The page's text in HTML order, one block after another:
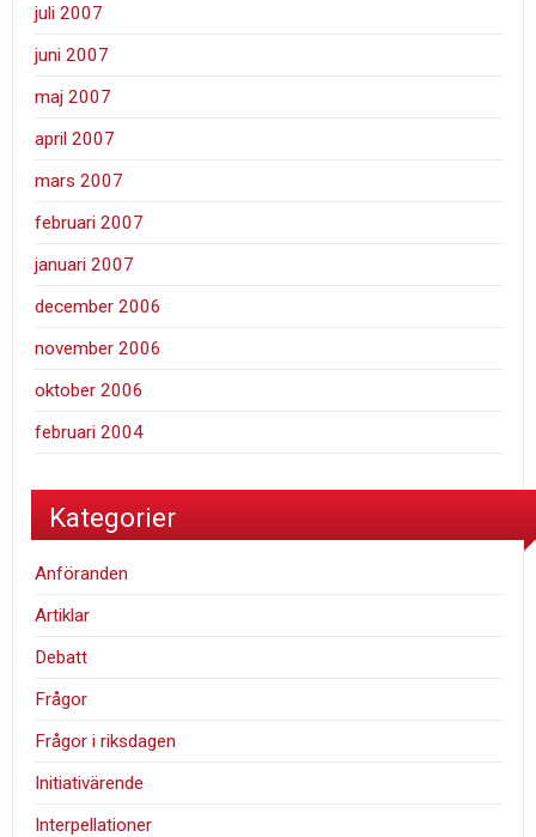
juli 2007
juni 2007
maj 2007
april 2007
mars 2007
februari 2007
januari 2007
december 2006
november 2006
oktober 2006
februari 2004
Kategorier
Anföranden
Artiklar
Debatt
Frågor
Frågor i riksdagen
Initiativärende
Interpellationer